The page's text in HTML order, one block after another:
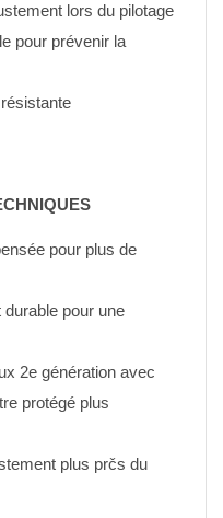
lors du pilotage
pour prévenir la
pour plus de
pour une
2e génération avec
protégé plus
plus prčs du